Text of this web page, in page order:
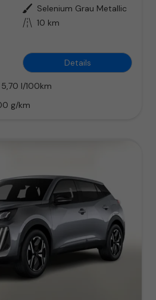
Außenfarbe Selenium Grau Metallic
Kilometerstand 10 km
Details
5,70 l/100km
g/km